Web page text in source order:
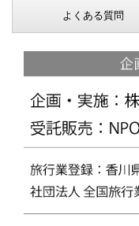
よくある質問